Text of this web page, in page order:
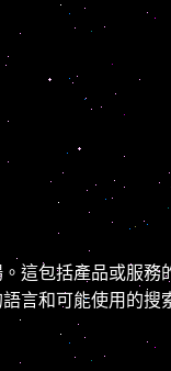
這包括產品或服務
言和可能使用的搜